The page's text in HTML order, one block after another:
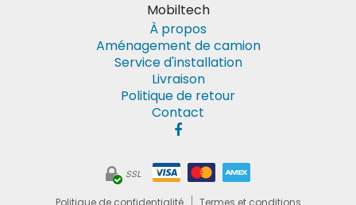
Mobiltech
À propos
Aménagement de camion
Service d'installation
Livraison
Politique de retour
Contact
SSL
Politique de confidentialité Termes et conditions